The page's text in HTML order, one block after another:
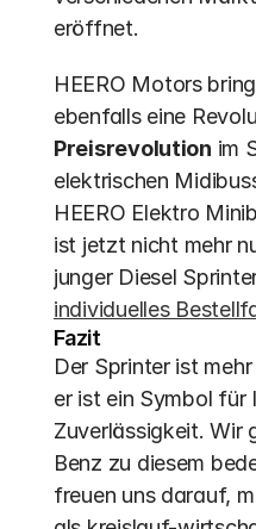
eröffnet.
HEERO Motors
ebenfalls eine
Preisrevolution im
elektrischen
HEERO Elektro
ist jetzt nicht mehr
individuelles
Fazit
Der Sprinter ist
er ist ein Symbol für
Zuverlässigkeit. Wir
Benz zu diesem
freuen uns darauf,